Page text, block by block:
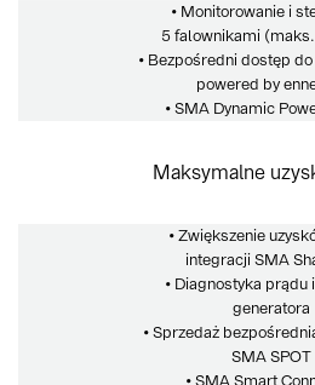
• Monitorowanie i
5 falownikami
• Bezpośredni dostęp
powered by
• SMA Dynamic
Maksymalne
• Zwiększenie
integracji SMA
• Diagnostyka prądu
generatora
• Sprzedaż
SMA SPOT